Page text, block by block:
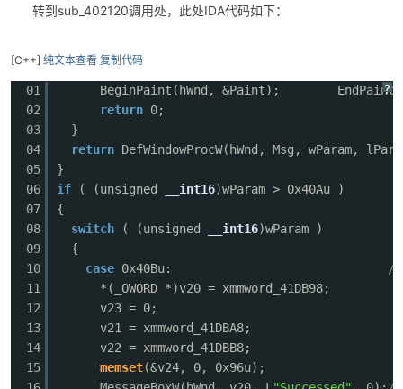
转到sub_402120调用处，此处IDA代码如下：
[C++] 纯文本查看 复制代码
?
01
02
03
04
05
06
07
08
09
10
11
12
13
14
15
BeginPaint(hWnd, &Paint);
return 0;
}
return DefWindowProcW(hWnd, Msg, wParam,
}
if
( (unsigned __int16)wParam > 0x40Au )
{
switch
( (unsigned __int16)wParam )
{
case 0x40Bu:
//
*(_OWORD *)v20 = xmmword_41DB98;
v23 = 0;
v21 = xmmword_41DBA8;
v22 = xmmword_41DBB8;
memset(&v24, 0, 0x96u);